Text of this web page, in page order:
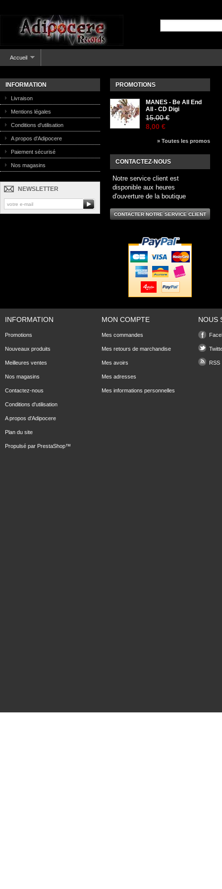
Accueil
INFORMATION
Livraison
Mentions légales
Conditions d'utilisation
A propos d'Adipocere
Paiement sécurisé
Nos magasins
NEWSLETTER
PROMOTIONS
MANES - Be All End
All - CD Digi
15,00 €
8,00 €
» Toutes les promos
CONTACTEZ-NOUS
Notre service client est
disponible aux heures
d'ouverture de la boutique
CONTACTER NOTRE SERVICE CLIENT
INFORMATION
Promotions
Nouveaux produits
Meilleures ventes
Nos magasins
Contactez-nous
Conditions d'utilisation
A propos d'Adipocere
Plan du site
Propulsé par PrestaShop™
MON COMPTE
Mes commandes
Mes retours de marchandise
Mes avoirs
Mes adresses
Mes informations personnelles
NOUS
RSS